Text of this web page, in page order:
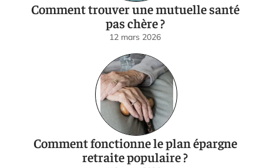
Comment trouver une mutuelle santé
pas chère ?
12 mars 2026
Comment fonctionne le plan épargne
retraite populaire ?